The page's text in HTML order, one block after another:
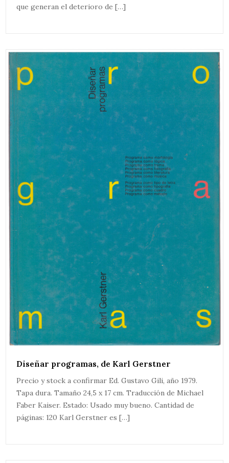
que generan el deterioro de […]
Diseñar programas, de Karl Gerstner
Precio y stock a confirmar Ed. Gustavo Gili, año 1979.
Tapa dura. Tamaño 24,5 x 17 cm. Traducción de Michael
Faber Kaiser. Estado: Usado muy bueno. Cantidad de
páginas: 120 Karl Gerstner es […]